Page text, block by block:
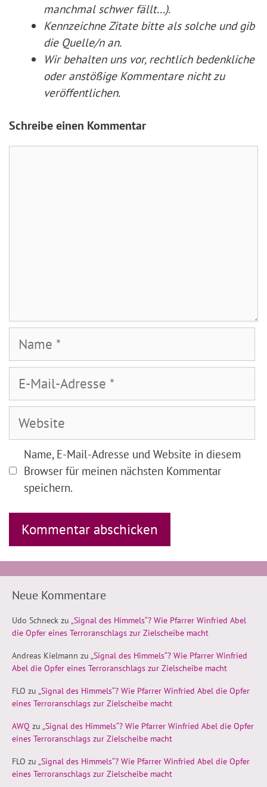
manchmal schwer fällt...).
Kennzeichne Zitate bitte als solche und gib
die Quelle/n an.
Wir behalten uns vor, rechtlich bedenkliche
oder anstößige Kommentare nicht zu
veröffentlichen.
Schreibe einen Kommentar
Mail-
Adresse
Name, E-Mail-Adresse und Website in diesem
Browser für meinen nächsten Kommentar
speichern.
Neue Kommentare
Udo Schneck zu „Signal des Himmels“? Wie Pfarrer Winfried Abel
die Opfer eines Terroranschlags zur Zielscheibe macht
Andreas Kielmann zu „Signal des Himmels“? Wie Pfarrer Winfried
Abel die Opfer eines Terroranschlags zur Zielscheibe macht
FLO zu „Signal des Himmels“? Wie Pfarrer Winfried Abel die Opfer
eines Terroranschlags zur Zielscheibe macht
AWQ zu „Signal des Himmels“? Wie Pfarrer Winfried Abel die Opfer
eines Terroranschlags zur Zielscheibe macht
FLO zu „Signal des Himmels“? Wie Pfarrer Winfried Abel die Opfer
eines Terroranschlags zur Zielscheibe macht